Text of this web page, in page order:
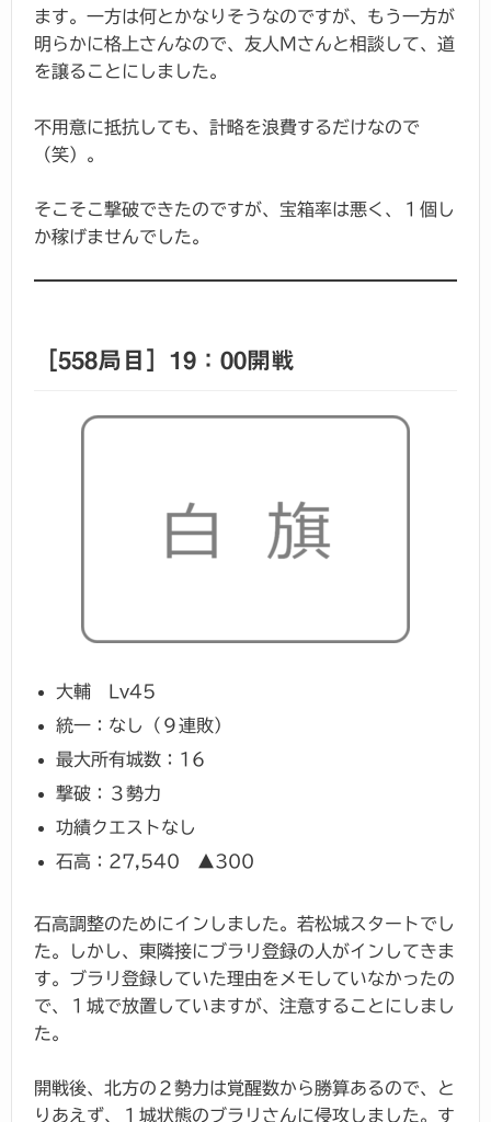
ます。一方は何とかなりそうなのですが、もう一方が
明らかに格上さんなので、友人Mさんと相談して、道
を譲ることにしました。
不用意に抵抗しても、計略を浪費するだけなので
（笑）。
そこそこ撃破できたのですが、宝箱率は悪く、１個し
か稼げませんでした。
［558局目］19：00開戦
大輔 Lv45
統一：なし（９連敗）
最大所有城数：16
撃破：３勢力
功績クエストなし
石高：27,540 ▲300
石高調整のためにインしました。若松城スタートでし
た。しかし、東隣接にブラリ登録の人がインしてきま
す。ブラリ登録していた理由をメモしていなかったの
で、１城で放置していますが、注意することにしまし
た。
開戦後、北方の２勢力は覚醒数から勝算あるので、と
りあえず、１城状態のブラリさんに侵攻しました。す